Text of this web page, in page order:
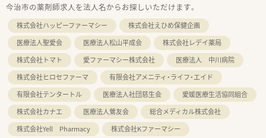
今治市の薬剤師求人を法人名からお探しいただけます。
株式会社ハッピーファーマシー
株式会社えひめ保健企画
医療法人聖愛会
医療法人松山平成会
株式会社レデイ薬局
株式会社トマト
愛ファーマシー株式会社
医療法人 中川病院
株式会社ヒロセファーマ
有限会社アメニティ・ライフ・エイド
有限会社テンタートル
医療法人社団慈生会
愛媛医療生活協同組合
株式会社カナエ
医療法人鶯友会
総合メディカル株式会社
株式会社Yell Pharmacy
株式会社Kファーマシー